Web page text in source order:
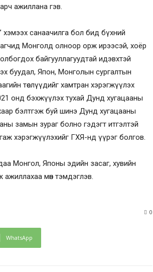
ажиллана гэв.
хэмээх санаачилга бол бид бүхний
Монголд олноор орж ирээсэй, хоёр
байгууллагуудтай идэвхтэй
буудал, Япон, Монголын сургалтын
төслүүдийг хамтран хэрэгжүүлэх
онд бэхжүүлэх тухай Дунд хугацааны
бэлтгэж буй шинэ Дунд хугацааны
замын зураг болно гэдэгт итгэлтэй
хэрэгжүүлэхийг ГХЯ-нд үүрэг болгов.
Монгол, Японы эдийн засаг, хувийн
мөн тэмдэглэв.
0
WhatsApp